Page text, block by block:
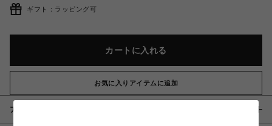
ギフト：ラッピング可
カートに入れる
お気に入りアイテムに追加
アイテム説明 / 素材